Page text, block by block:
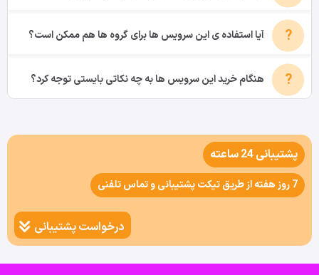
آیا استفاده ی این سرویس ها برای گروه ها هم ممکن است؟
هنگام خرید این سرویس ها به چه نکاتی بایستی توجه کرد؟
پشتیبانی 24 ساعته
7 روز هفته از طریق تیکت پشتیبانی و تماس تلفنی
درخواست پشتیبانی